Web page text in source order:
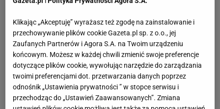
Klikając „Akceptuję” wyrażasz też zgodę na zainstalowanie i
przechowywanie plików cookie Gazeta.pl sp. z o.o., jej
Zaufanych Partnerów i Agora S.A. na Twoim urządzeniu
końcowym. Możesz w każdej chwili zmienić swoje preferencje
dotyczące plików cookie, wywołując narzędzie do zarządzania
twoimi preferencjami dot. przetwarzania danych poprzez
odnośnik „Ustawienia prywatności ” w stopce serwisu i
przechodząc do „Ustawień Zaawansowanych”. Zmiana